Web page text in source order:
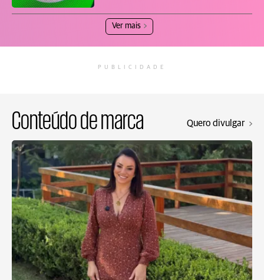
Ver mais
PUBLICIDADE
Conteúdo de marca Quero divulgar